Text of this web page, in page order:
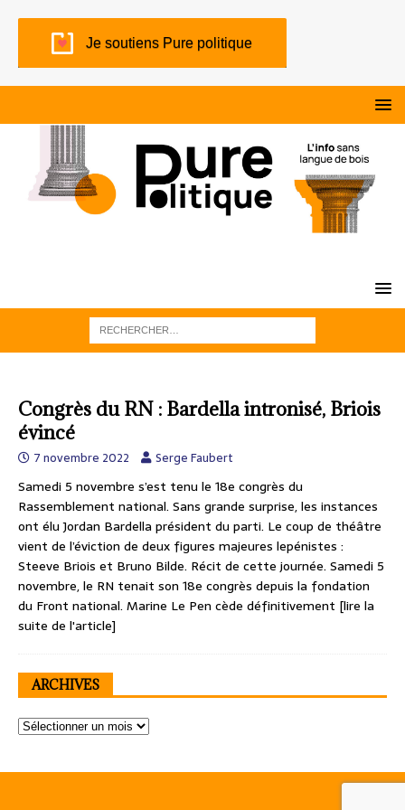
Je soutiens Pure politique
Congrès du RN : Bardella intronisé, Briois
évincé
7 novembre 2022 Serge Faubert
Samedi 5 novembre s’est tenu le 18e congrès du
Rassemblement national. Sans grande surprise, les instances
ont élu Jordan Bardella président du parti. Le coup de théâtre
vient de l’éviction de deux figures majeures lepénistes :
Steeve Briois et Bruno Bilde. Récit de cette journée. Samedi 5
novembre, le RN tenait son 18e congrès depuis la fondation
du Front national. Marine Le Pen cède définitivement [lire la
suite de l'article]
ARCHIVES